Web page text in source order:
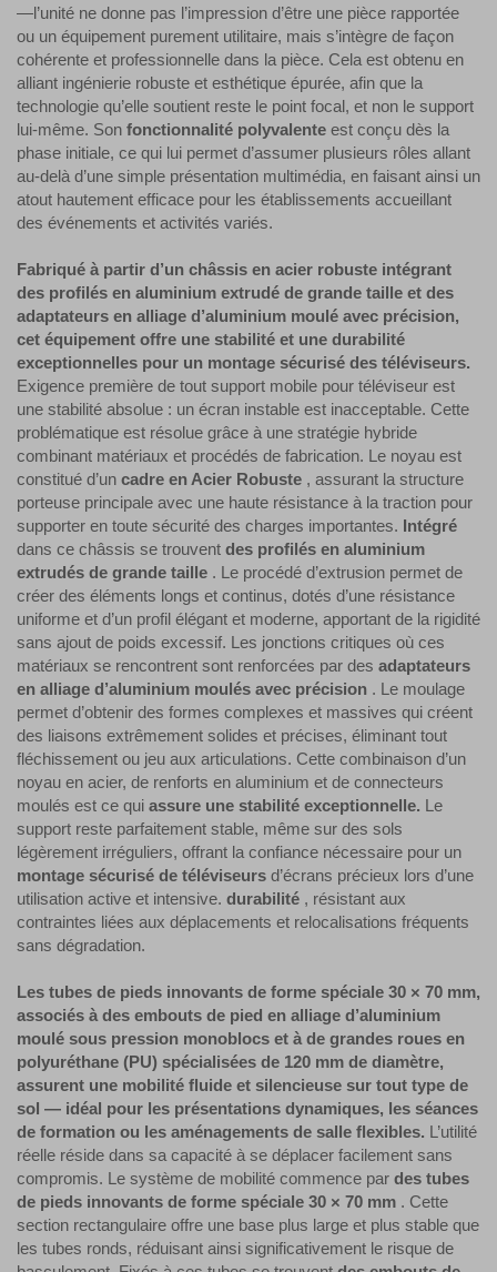
—l’unité ne donne pas l’impression d’être une pièce rapportée
ou un équipement purement utilitaire, mais s’intègre de façon
cohérente et professionnelle dans la pièce. Cela est obtenu en
alliant ingénierie robuste et esthétique épurée, afin que la
technologie qu’elle soutient reste le point focal, et non le support
lui-même. Son fonctionnalité polyvalente est conçu dès la
phase initiale, ce qui lui permet d’assumer plusieurs rôles allant
au-delà d’une simple présentation multimédia, en faisant ainsi un
atout hautement efficace pour les établissements accueillant
des événements et activités variés.
Fabriqué à partir d’un châssis en acier robuste intégrant
des profilés en aluminium extrudé de grande taille et des
adaptateurs en alliage d’aluminium moulé avec précision,
cet équipement offre une stabilité et une durabilité
exceptionnelles pour un montage sécurisé des téléviseurs.
Exigence première de tout support mobile pour téléviseur est
une stabilité absolue : un écran instable est inacceptable. Cette
problématique est résolue grâce à une stratégie hybride
combinant matériaux et procédés de fabrication. Le noyau est
constitué d’un cadre en Acier Robuste , assurant la structure
porteuse principale avec une haute résistance à la traction pour
supporter en toute sécurité des charges importantes. Intégré
dans ce châssis se trouvent des profilés en aluminium
extrudés de grande taille . Le procédé d’extrusion permet de
créer des éléments longs et continus, dotés d’une résistance
uniforme et d’un profil élégant et moderne, apportant de la rigidité
sans ajout de poids excessif. Les jonctions critiques où ces
matériaux se rencontrent sont renforcées par des adaptateurs
en alliage d’aluminium moulés avec précision . Le moulage
permet d’obtenir des formes complexes et massives qui créent
des liaisons extrêmement solides et précises, éliminant tout
fléchissement ou jeu aux articulations. Cette combinaison d’un
noyau en acier, de renforts en aluminium et de connecteurs
moulés est ce qui assure une stabilité exceptionnelle. Le
support reste parfaitement stable, même sur des sols
légèrement irréguliers, offrant la confiance nécessaire pour un
montage sécurisé de téléviseurs d’écrans précieux lors d’une
utilisation active et intensive. durabilité , résistant aux
contraintes liées aux déplacements et relocalisations fréquents
sans dégradation.
Les tubes de pieds innovants de forme spéciale 30 × 70 mm,
associés à des embouts de pied en alliage d’aluminium
moulé sous pression monoblocs et à de grandes roues en
polyuréthane (PU) spécialisées de 120 mm de diamètre,
assurent une mobilité fluide et silencieuse sur tout type de
sol — idéal pour les présentations dynamiques, les séances
de formation ou les aménagements de salle flexibles. L’utilité
réelle réside dans sa capacité à se déplacer facilement sans
compromis. Le système de mobilité commence par des tubes
de pieds innovants de forme spéciale 30 × 70 mm . Cette
section rectangulaire offre une base plus large et plus stable que
les tubes ronds, réduisant ainsi significativement le risque de